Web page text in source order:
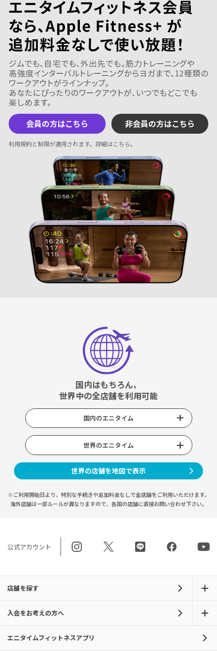
会員の方はこちら 非会員の方はこちら
利用規約と制限が適用されます。 詳細はこちら。
国内はもちろん、
世界中の全店舗を利用可能
国内のエニタイム
世界のエニタイム
世界の店舗を地図で表示
※ご利用開始日より、特別な手続きや追加料金なしで全店舗をご利用いただけます。
海外店舗は一部ルールが異なりますので、 各国の店舗に直接お問い合わせ下さい。
公式アカウント
店舗を探す
入会をお考えの方へ
エニタイムフィットネスアプリ